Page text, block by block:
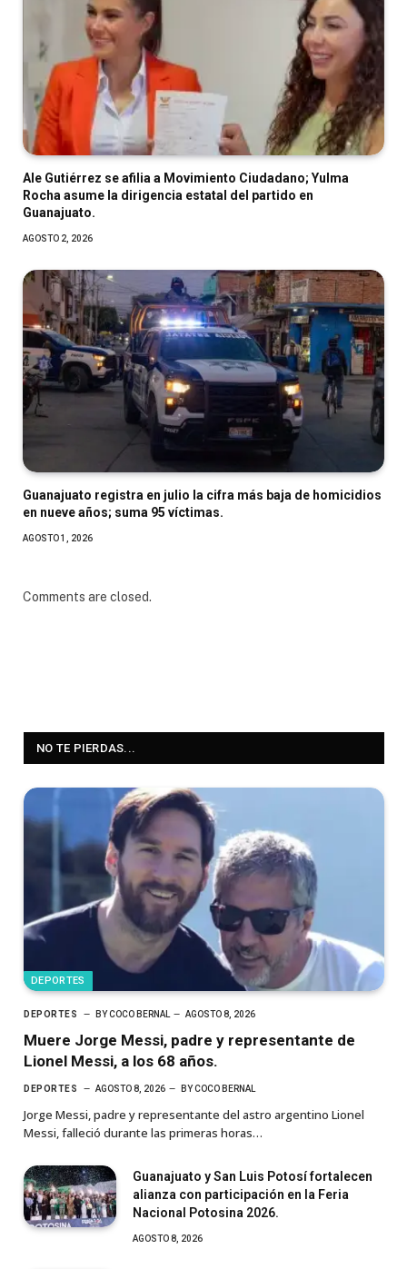
Ale Gutiérrez se afilia a Movimiento Ciudadano; Yulma
Rocha asume la dirigencia estatal del partido en
Guanajuato.
AGOSTO 2, 2026
Guanajuato registra en julio la cifra más baja de homicidios
en nueve años; suma 95 víctimas.
AGOSTO 1, 2026
Comments are closed.
NO TE PIERDAS...
DEPORTES
DEPORTES BYCOCO BERNAL AGOSTO 8, 2026
Muere Jorge Messi, padre y representante de
Lionel Messi, a los 68 años.
DEPORTES AGOSTO 8, 2026 BYCOCO BERNAL
Jorge Messi, padre y representante del astro argentino Lionel
Messi, falleció durante las primeras horas…
Guanajuato y San Luis Potosí fortalecen
alianza con participación en la Feria
Nacional Potosina 2026.
AGOSTO 8, 2026